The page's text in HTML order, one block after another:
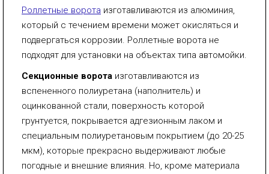
Роллетные ворота изготавливаются из алюминия,
который с течением времени может окисляться и
подвергаться коррозии. Роллетные ворота не
подходят для установки на объектах типа автомойки.
Секционные ворота изготавливаются из
вспененного полиуретана (наполнитель) и
оцинкованной стали, поверхность которой
грунтуется, покрывается адгезионным лаком и
специальным полиуретановым покрытием (до 20-25
мкм), которые прекрасно выдерживают любые
погодные и внешние влияния. Но, кроме материала